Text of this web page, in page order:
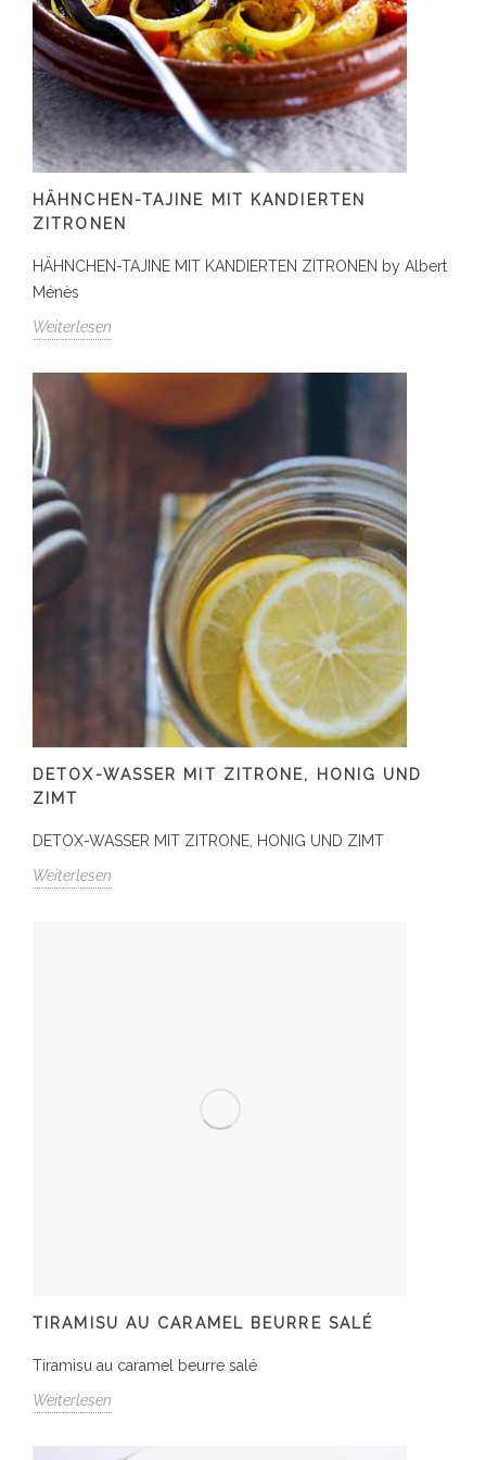
HÄHNCHEN-TAJINE MIT KANDIERTEN
ZITRONEN
HÄHNCHEN-TAJINE MIT KANDIERTEN ZITRONEN by Albert
Ménès
Weiterlesen
DETOX-WASSER MIT ZITRONE, HONIG UND
ZIMT
DETOX-WASSER MIT ZITRONE, HONIG UND ZIMT
Weiterlesen
TIRAMISU AU CARAMEL BEURRE SALÉ
Tiramisu au caramel beurre salé
Weiterlesen